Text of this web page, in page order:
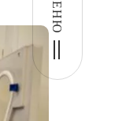
МЕНЮ